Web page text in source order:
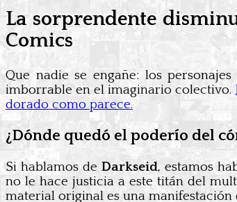
La sorprendente
Comics
Que nadie se engañe: los
imborrable en el imaginario colectivo.
dorado como parece.
¿Dónde quedó el poderío del
Si hablamos deDarkseid, estamos
no le hace justicia a este titán del
material original es una